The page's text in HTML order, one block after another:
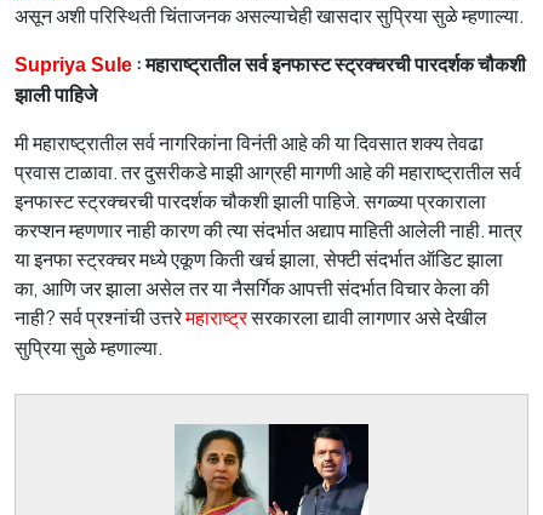
असून अशी परिस्थिती चिंताजनक असल्याचेही खासदार सुप्रिया सुळे म्हणाल्या.
Supriya Sule : महाराष्ट्रातील सर्व इनफास्ट स्ट्रक्चरची पारदर्शक चौकशी
झाली पाहिजे
मीमहाराष्ट्रातील सर्व नागरिकांना विनंती आहे की या दिवसात शक्य तेवढा
प्रवास टाळावा. तर दुसरीकडे माझी आग्रही मागणी आहे की महाराष्ट्रातील सर्व
इनफास्ट स्ट्रक्चरची पारदर्शक चौकशी झाली पाहिजे. सगळ्या प्रकाराला
करप्शन म्हणणार नाही कारण की त्या संदर्भात अद्याप माहिती आलेली नाही. मात्र
या इनफा स्ट्रक्चर मध्ये एकूण किती खर्च झाला, सेफ्टी संदर्भात ऑडिट झाला
का, आणि जर झाला असेल तर या नैसर्गिक आपत्ती संदर्भात विचार केला की
नाही? सर्व प्रश्नांची उत्तरेमहाराष्ट्रसरकारला द्यावी लागणार असे देखील
सुप्रिया सुळे म्हणाल्या.